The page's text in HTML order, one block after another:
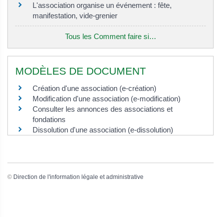
L'association organise un événement : fête,
manifestation, vide-grenier
Tous les Comment faire si…
MODÈLES DE DOCUMENT
Création d'une association (e-création)
Modification d'une association (e-modification)
Consulter les annonces des associations et
fondations
Dissolution d'une association (e-dissolution)
© Direction de l'information légale et administrative